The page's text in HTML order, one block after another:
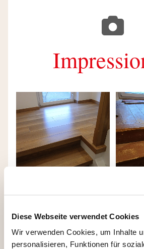
Diese Webseite verwendet Cookies
Wir verwenden Cookies, um Inhalte
personalisieren, Funktionen für
